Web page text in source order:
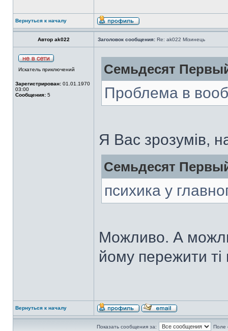
Вернуться к началу
Автор ak022 Заголовок сообщения: Re: ak022 Мізинець
Искатель приключений
Зарегистрирован: 01.01.1970
03:00
Сообщения: 5
Семьдесят
Проблема в
Я Вас зрозумів,
Семьдесят
психика у
Можливо. А
йому пережити ті
Вернуться к началу
Показать сообщения за: Поле